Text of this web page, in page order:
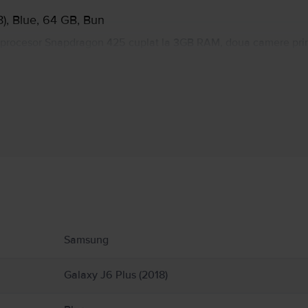
Blue, 64 GB, Bun
Samsung
Galaxy J6 Plus (2018)